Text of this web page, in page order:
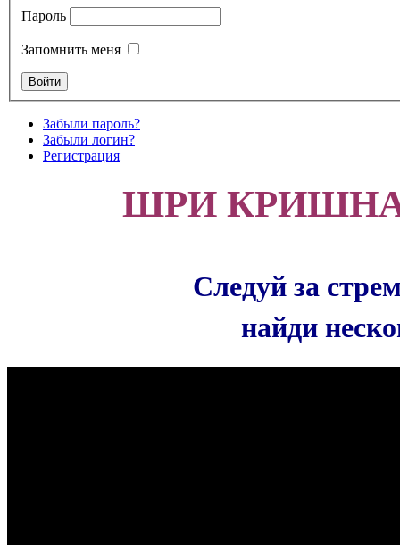
Пароль
Запомнить меня
Забыли пароль?
Забыли логин?
Регистрация
ШРИ
Следуй за
найди